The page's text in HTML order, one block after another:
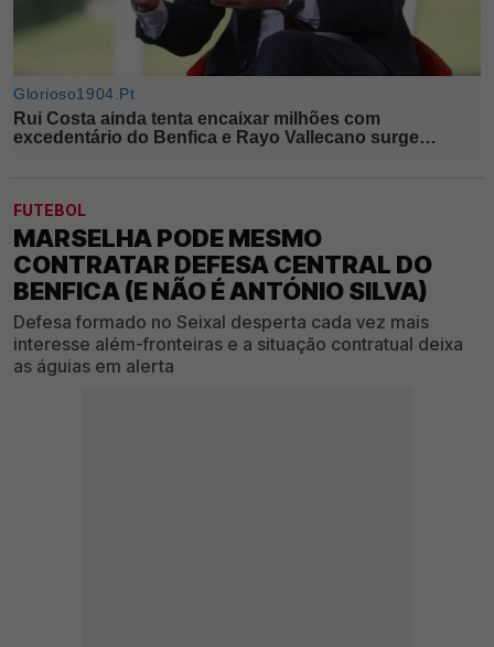
FUTEBOL
MARSELHA PODE MESMO
CONTRATAR DEFESA CENTRAL DO
BENFICA (E NÃO É ANTÓNIO SILVA)
Defesa formado no Seixal desperta cada vez mais
interesse além-fronteiras e a situação contratual deixa
as águias em alerta